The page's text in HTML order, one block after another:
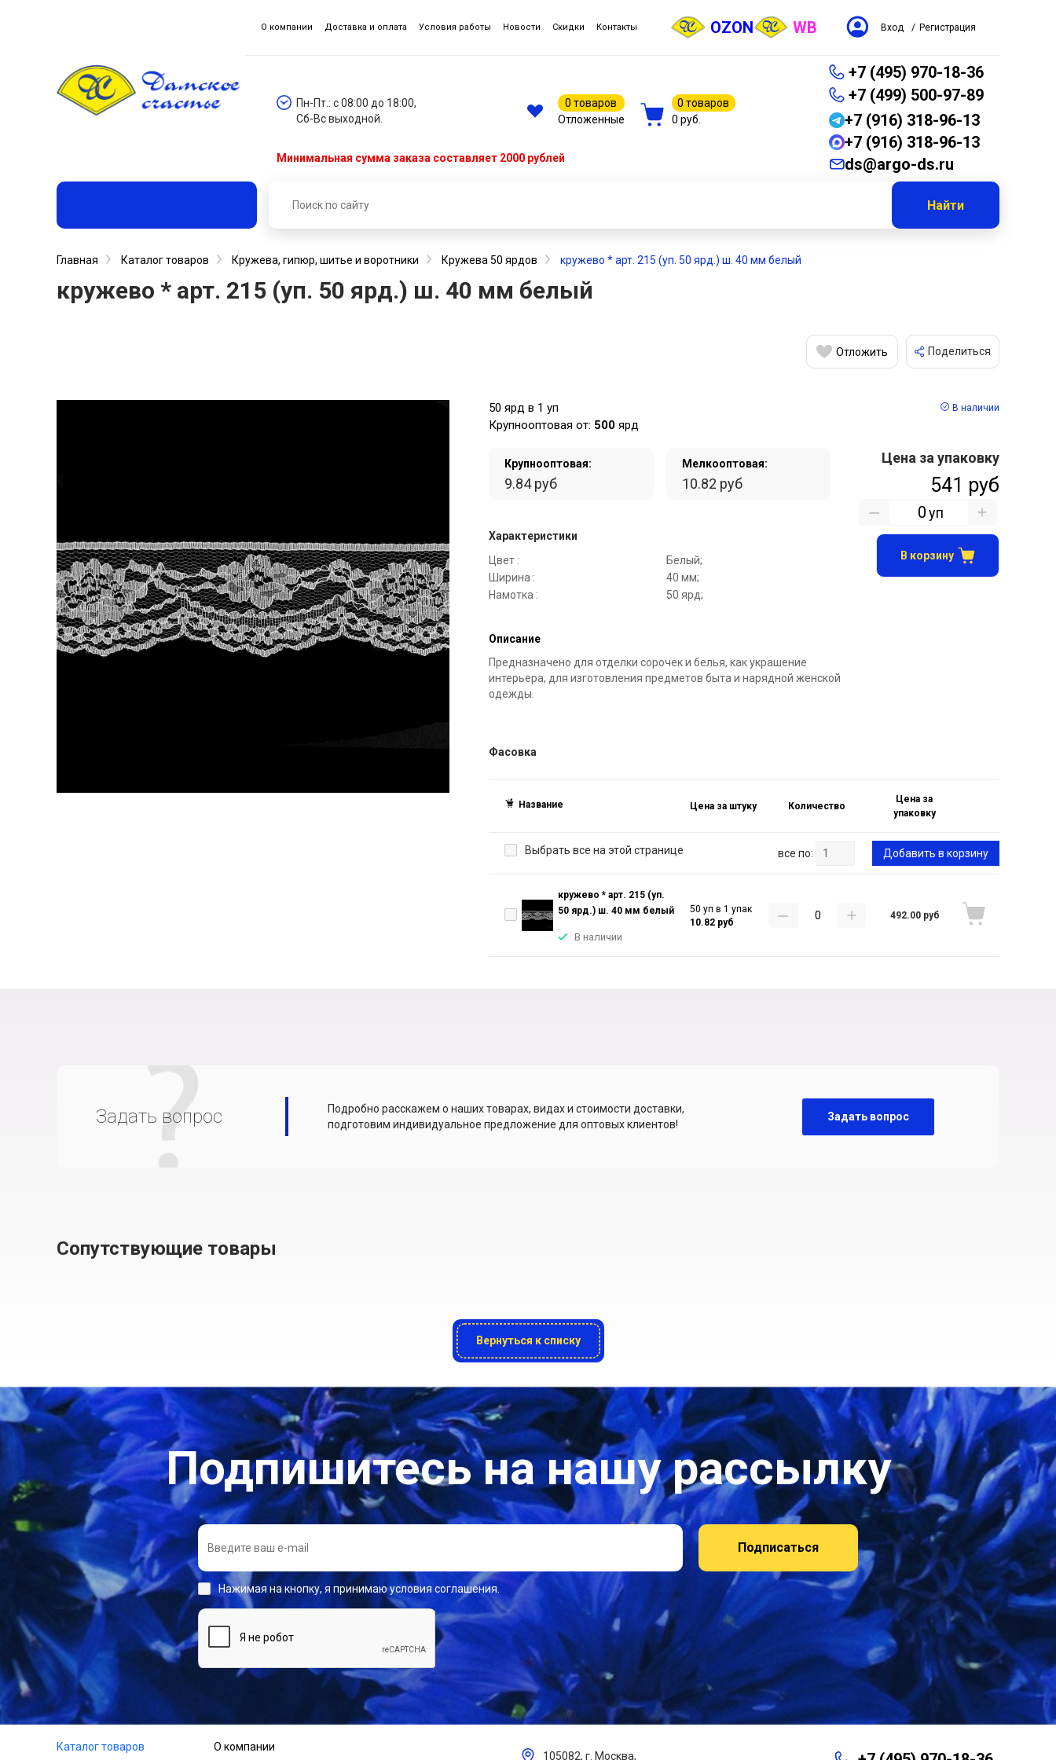
О компании Доставка и оплата Условия работы Новости Скидки Контакты OZON WB Вход / Регистрация
Пн-Пт.: с 08:00 до 18:00,
Сб-Вс выходной.
0 товаров
Отложенные
0 товаров
0 руб.
+7 (495) 970-18-36
+7 (499) 500-97-89
+7 (916) 318-96-13
+7 (916) 318-96-13
ds@argo-ds.ru
Минимальная сумма заказа составляет 2000 рублей
Найти
Главная Каталог товаров Кружева, гипюр, шитье и воротники Кружева 50 ярдов кружево * арт. 215 (уп. 50 ярд.) ш. 40 мм белый
кружево * арт. 215 (уп. 50 ярд.) ш. 40 мм белый
Отложить Поделиться
50 ярд в 1 уп
Крупнооптовая от: 500 ярд
В наличии
Крупнооптовая:
9.84 руб
Мелкооптовая:
10.82 руб
Характеристики
Цвет :
Белый;
Ширина :
40 мм;
Намотка :
50 ярд;
Описание
Предназначено для отделки сорочек и белья, как украшение
интерьера, для изготовления предметов быта и нарядной женской
одежды.
Цена за упаковку
541 руб
уп
В корзину
Фасовка
Название Цена за штуку Количество
Цена за
упаковку
Выбрать все на этой странице все по: Добавить в корзину
кружево * арт. 215 (уп.
50 ярд.) ш. 40 мм белый
В наличии
50 уп в 1 упак
10.82 руб
492.00 руб
Задать вопрос
Подробно расскажем о наших товарах, видах и стоимости доставки,
подготовим индивидуальное предложение для оптовых клиентов!
Задать вопрос
Сопутствующие товары
Вернуться к списку
Подпишитесь на нашу рассылку
Подписаться
Нажимая на кнопку, я принимаю условия соглашения.
Каталог товаров О компании
105082, г. Москва,